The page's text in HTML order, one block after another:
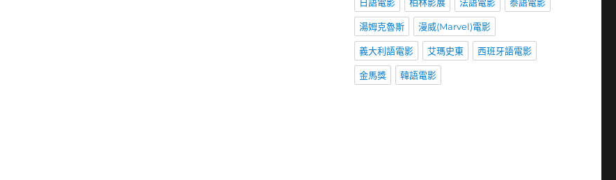
湯姆克魯斯 漫威(Marvel)電影
義大利語電影 艾瑪史東 西班牙語電影
金馬獎 韓語電影